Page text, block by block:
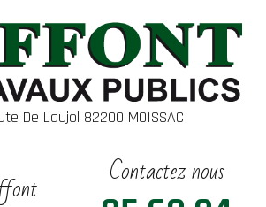
De Laujol 82200 MOISSAC
Contactez nous